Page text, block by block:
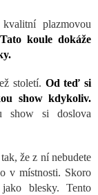
plazmovou
Tato koule dokáže
století. Od teď si
show kdykoliv.
show si doslova
že z ní nebudete
v místnosti. Skoro
blesky. Tento